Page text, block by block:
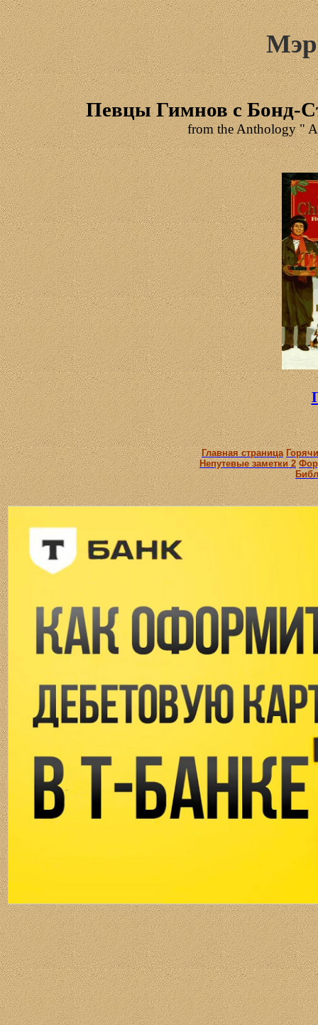
Певцы Гимнов с Бонд-
fromthe Anthology "A
Главная страница
Непутевые заметки 2